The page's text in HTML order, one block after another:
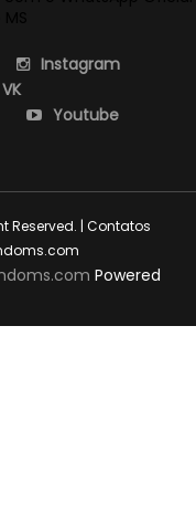
Instagram
VK
Youtube
Reserved. | Contatos
Powered